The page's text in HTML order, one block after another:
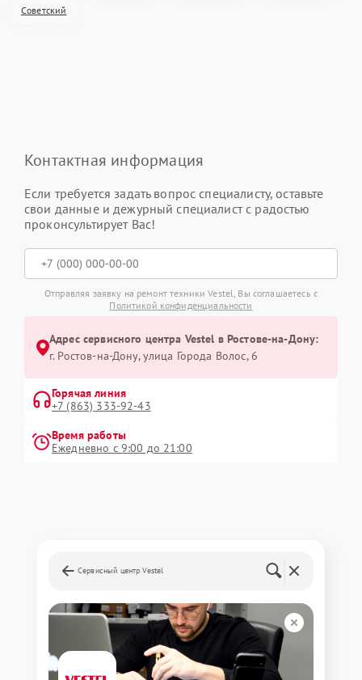
Советский
Контактная информация
Если требуется задать вопрос специалисту, оставьте
свои данные и дежурный специалист с радостью
проконсультирует Вас!
Отправляя заявку на ремонт техники Vestel, Вы соглашаетесь с
Политикой конфиденциальности
Адрес сервисного центра Vestel в Ростове-на-Дону:
г. Ростов-на-Дону, улица Города Волос, 6
Горячая линия
+7 (863) 333-92-43
Время работы
Ежедневно с 9:00 до 21:00
Сервисный центр Vestel